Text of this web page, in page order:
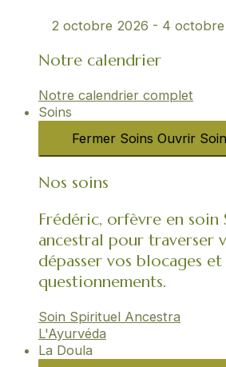
2 octobre 2026 - 4
Notre calendrier
Notre calendrier complet
Soins
Fermer Soins Ouvrir
Nos soins
Frédéric, orfèvre en soin
ancestral pour traverser
dépasser vos blocages
questionnements.
Soin Spirituel Ancestra
L'Ayurvéda​
La Doula